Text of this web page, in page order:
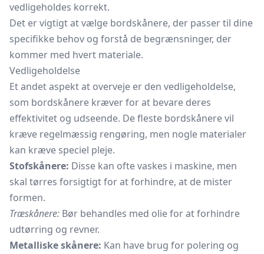
vedligeholdes korrekt.
Det er vigtigt at vælge bordskånere, der passer til dine
specifikke behov og forstå de begrænsninger, der
kommer med hvert materiale.
Vedligeholdelse
Et andet aspekt at overveje er den vedligeholdelse,
som bordskånere kræver for at bevare deres
effektivitet og udseende. De fleste bordskånere vil
kræve regelmæssig rengøring, men nogle materialer
kan kræve speciel pleje.
Stofskånere: Disse kan ofte vaskes i maskine, men
skal tørres forsigtigt for at forhindre, at de mister
formen.
Træskånere: Bør behandles med olie for at forhindre
udtørring og revner.
Metalliske skånere: Kan have brug for polering og